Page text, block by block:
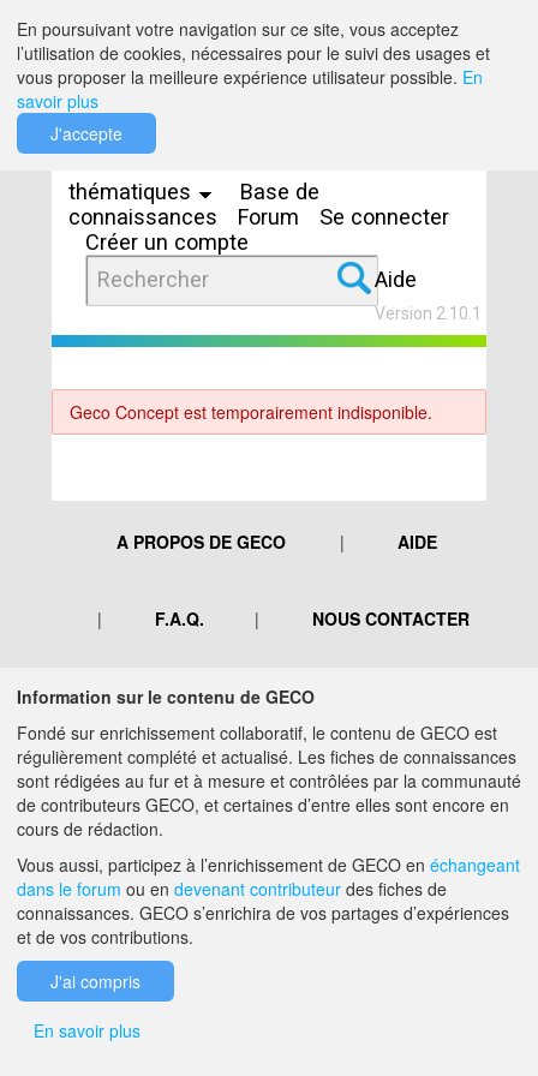
thématiques
Base de
connaissances
Forum
Se connecter
Créer un compte
Aide
Version 2.10.1
Geco Concept est temporairement indisponible.
A PROPOS DE GECO AIDE
F.A.Q. NOUS CONTACTER
MENTIONS LÉGALES
En poursuivant votre navigation sur ce site, vous acceptez
l’utilisation de cookies, nécessaires pour le suivi des usages et
vous proposer la meilleure expérience utilisateur possible. En
savoir plus
J'accepte
Information sur le contenu de GECO
Fondé sur enrichissement collaboratif, le contenu de GECO est
régulièrement complété et actualisé. Les fiches de connaissances
sont rédigées au fur et à mesure et contrôlées par la communauté
de contributeurs GECO, et certaines d’entre elles sont encore en
cours de rédaction.
Vous aussi, participez à l’enrichissement de GECO en échangeant
dans le forum ou en devenant contributeur des fiches de
connaissances. GECO s’enrichira de vos partages d’expériences
et de vos contributions.
J'ai compris
En savoir plus